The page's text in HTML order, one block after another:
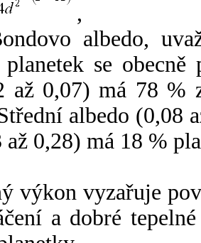
,
albedo,
planetek se
až 0,07) má 78 %
albedo (0,08
až 0,28) má 18 %
výkon vyzařuje
a dobré